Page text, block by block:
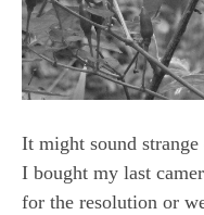
It might sound
I bought my last
for the resolution or